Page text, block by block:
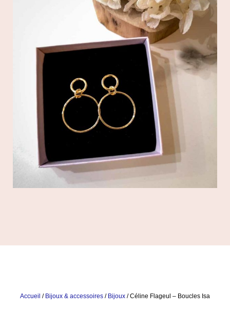
Accueil / Bijoux & accessoires / Bijoux / Céline Flageul – Boucles Isa